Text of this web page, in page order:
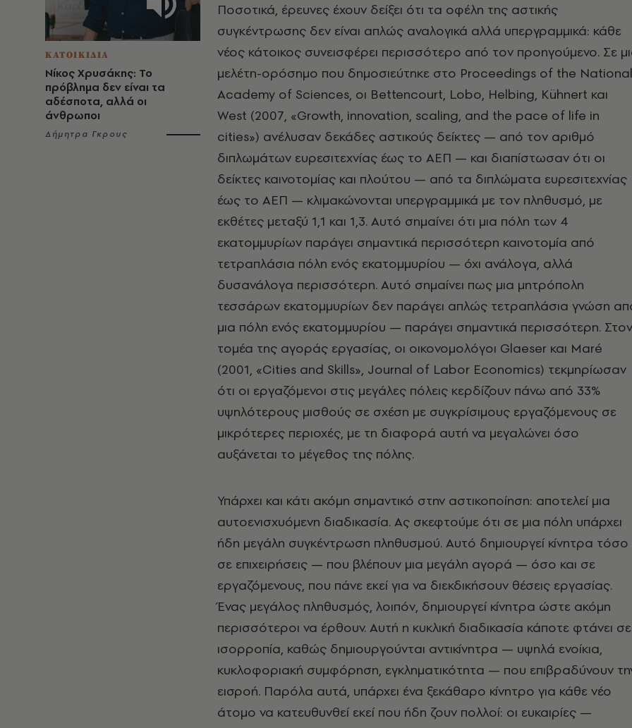
ΚΑΤΟΙΚΙΔΙΑ
Νίκος Χρυσάκης: Το
πρόβλημα δεν είναι τα
αδέσποτα, αλλά οι
άνθρωποι
Δήμητρα Γκρους
Ποσοτικά, έρευνες έχουν δείξει ότι τα οφέλη της αστικής
συγκέντρωσης δεν είναι απλώς αναλογικά αλλά υπεργραμμικά: κάθε
νέος κάτοικος συνεισφέρει περισσότερο από τον προηγούμενο. Σε
μελέτη-ορόσημο που δημοσιεύτηκε στο Proceedings of the National
Academy of Sciences, οι Bettencourt, Lobo, Helbing, Kühnert και
West (2007, «Growth, innovation, scaling, and the pace of life in
cities») ανέλυσαν δεκάδες αστικούς δείκτες — από τον αριθμό
διπλωμάτων ευρεσιτεχνίας έως το ΑΕΠ — και διαπίστωσαν ότι οι
δείκτες καινοτομίας και πλούτου — από τα διπλώματα ευρεσιτεχνίας
έως το ΑΕΠ — κλιμακώνονται υπεργραμμικά με τον πληθυσμό, με
εκθέτες μεταξύ 1,1 και 1,3. Αυτό σημαίνει ότι μια πόλη των 4
εκατομμυρίων παράγει σημαντικά περισσότερη καινοτομία από
τετραπλάσια πόλη ενός εκατομμυρίου — όχι ανάλογα, αλλά
δυσανάλογα περισσότερη. Αυτό σημαίνει πως μια μητρόπολη
τεσσάρων εκατομμυρίων δεν παράγει απλώς τετραπλάσια γνώση
μια πόλη ενός εκατομμυρίου — παράγει σημαντικά περισσότερη. Στον
τομέα της αγοράς εργασίας, οι οικονομολόγοι Glaeser και Maré
(2001, «Cities and Skills», Journal of Labor Economics) τεκμηρίωσαν
ότι οι εργαζόμενοι στις μεγάλες πόλεις κερδίζουν πάνω από 33%
υψηλότερους μισθούς σε σχέση με συγκρίσιμους εργαζόμενους σε
μικρότερες περιοχές, με τη διαφορά αυτή να μεγαλώνει όσο
αυξάνεται το μέγεθος της πόλης.
Υπάρχει και κάτι ακόμη σημαντικό στην αστικοποίηση: αποτελεί μια
αυτοενισχυόμενη διαδικασία. Ας σκεφτούμε ότι σε μια πόλη υπάρχει
ήδη μεγάλη συγκέντρωση πληθυσμού. Αυτό δημιουργεί κίνητρα τόσο
σε επιχειρήσεις — που βλέπουν μια μεγάλη αγορά — όσο και σε
εργαζόμενους, που πάνε εκεί για να διεκδικήσουν θέσεις εργασίας.
Ένας μεγάλος πληθυσμός, λοιπόν, δημιουργεί κίνητρα ώστε ακόμη
περισσότεροι να έρθουν. Αυτή η κυκλική διαδικασία κάποτε φτάνει σε
ισορροπία, καθώς δημιουργούνται αντικίνητρα — υψηλά ενοίκια,
κυκλοφοριακή συμφόρηση, εγκληματικότητα — που επιβραδύνουν
εισροή. Παρόλα αυτά, υπάρχει ένα ξεκάθαρο κίνητρο για κάθε νέο
άτομο να κατευθυνθεί εκεί που ήδη ζουν πολλοί: οι ευκαιρίες —